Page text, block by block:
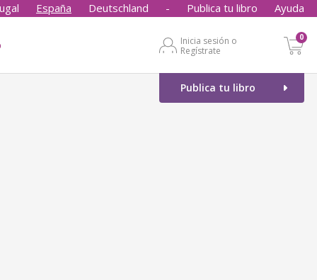
España Deutschland - Publica tu libro Ayuda
Inicia sesión o
Regístrate
0
Publica tu libro